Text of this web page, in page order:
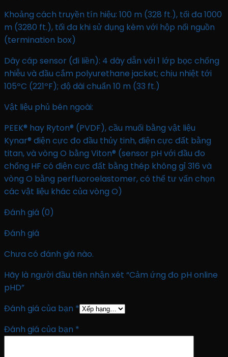
Khoảng cách truyền tín hiệu: 100 m (328 ft.), tối đa 1000
m (3280 ft.), tối đa khi sử dụng kèm với hộp nối nguồn
(termination box)
Dây cáp sensor (đi liền): 4 dây dẫn với 1 lớp bọc chống
nhiễu và đầu cắm polyurethane jacket; chịu nhiệt tới
105ºC (221ºF); độ dài chuẩn 10 m (33 ft.)
Vật liệu phủ bên ngoài:
PEEK® hay Ryton® (PVDF), cầu muối bằng vật liệu
Kynar® điện cực đo đầu thủy tinh, điện cực đất bằng
titan, và vòng O bằng Viton® (sensor pH với đầu đo
chống HF có điện cực đất bằng thép không gỉ 316 và
vòng O bằng perfluoroelastomer, có thể tư vấn chọn
các vật liệu khác của vòng O)
Đánh giá (0)
Đánh giá
Chưa có đánh giá nào.
Hãy là người đầu tiên nhận xét “Cảm ứng đo pH online
pHD”
Đánh giá của bạn *
Đánh giá của bạn *